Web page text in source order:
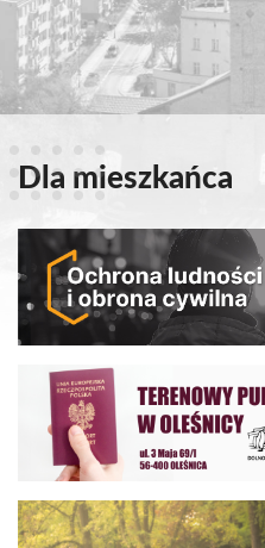
Dla mieszkańca